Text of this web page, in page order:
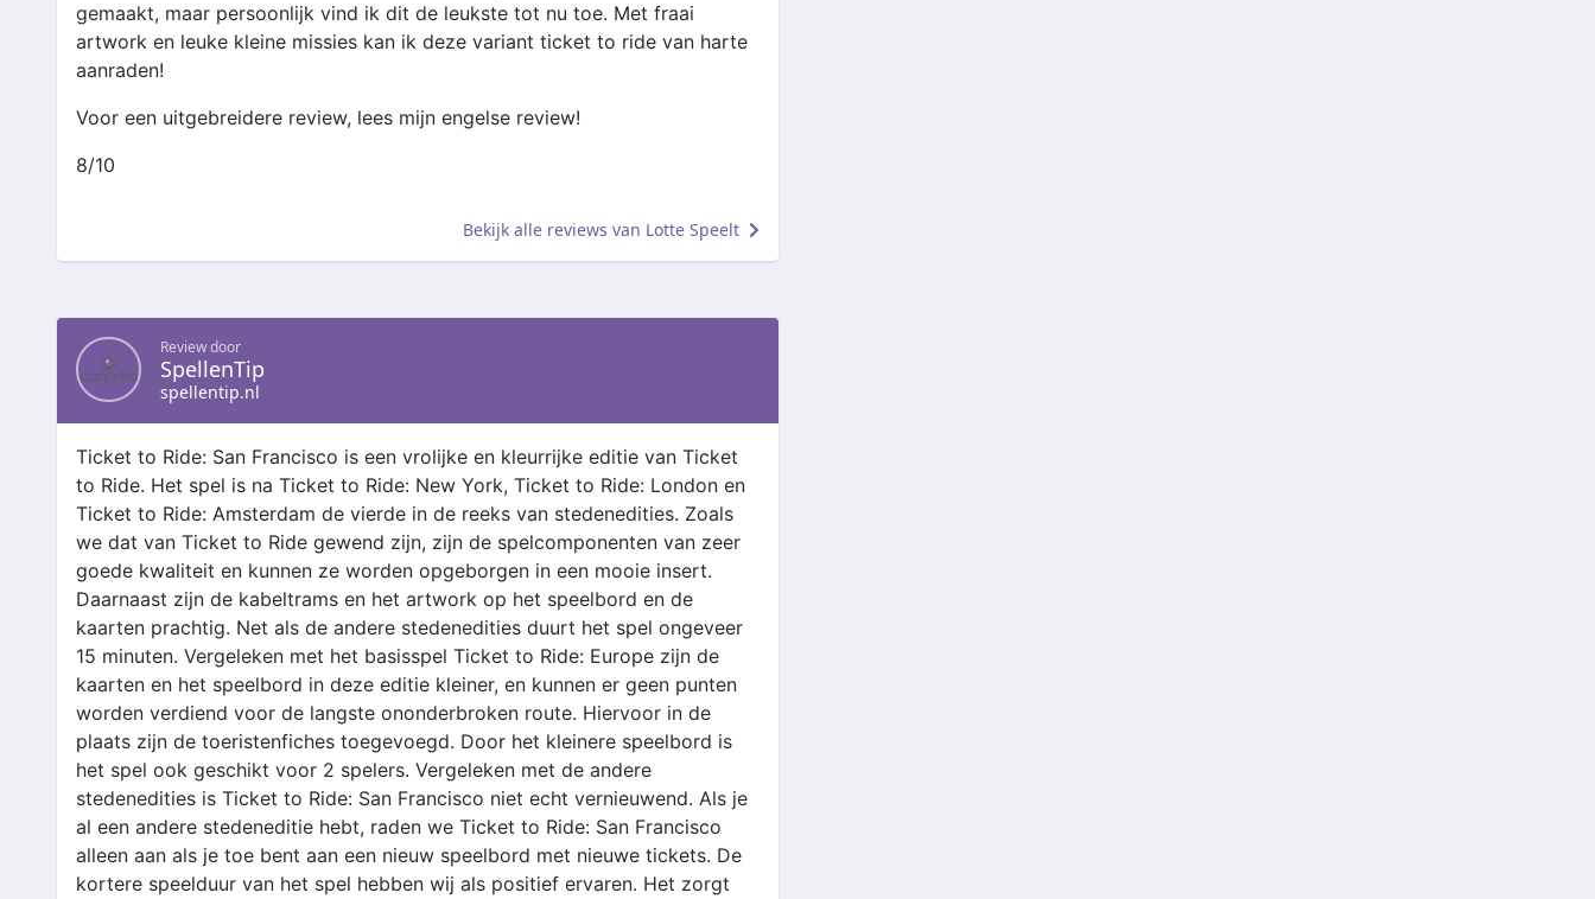
gemaakt, maar persoonlijk vind ik dit de leukste tot nu toe. Met fraai
artwork en leuke kleine missies kan ik deze variant ticket to ride van harte
aanraden!
Voor een uitgebreidere review, lees mijn engelse review!
8/10
Bekijk alle reviews van Lotte Speelt
Review door
SpellenTip
spellentip.nl
Ticket to Ride: San Francisco is een vrolijke en kleurrijke editie van Ticket
to Ride. Het spel is na Ticket to Ride: New York, Ticket to Ride: London en
Ticket to Ride: Amsterdam de vierde in de reeks van stedenedities. Zoals
we dat van Ticket to Ride gewend zijn, zijn de spelcomponenten van zeer
goede kwaliteit en kunnen ze worden opgeborgen in een mooie insert.
Daarnaast zijn de kabeltrams en het artwork op het speelbord en de
kaarten prachtig. Net als de andere stedenedities duurt het spel ongeveer
15 minuten. Vergeleken met het basisspel Ticket to Ride: Europe zijn de
kaarten en het speelbord in deze editie kleiner, en kunnen er geen punten
worden verdiend voor de langste ononderbroken route. Hiervoor in de
plaats zijn de toeristenfiches toegevoegd. Door het kleinere speelbord is
het spel ook geschikt voor 2 spelers. Vergeleken met de andere
stedenedities is Ticket to Ride: San Francisco niet echt vernieuwend. Als je
al een andere stedeneditie hebt, raden we Ticket to Ride: San Francisco
alleen aan als je toe bent aan een nieuw speelbord met nieuwe tickets. De
kortere speelduur van het spel hebben wij als positief ervaren. Het zorgt